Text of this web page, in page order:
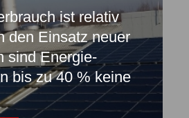
ist relativ
den Einsatz neuer
sind Energie-
bis zu 40 % keine